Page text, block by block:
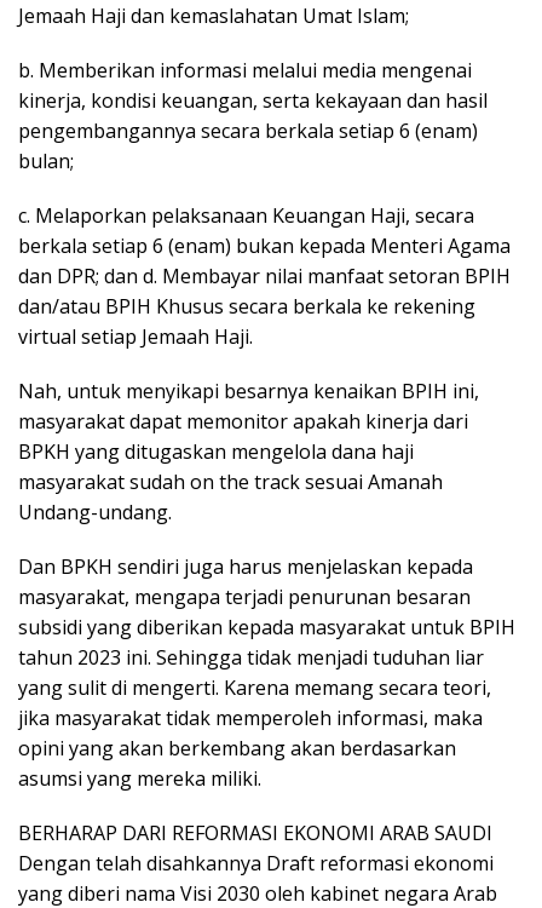
Jemaah Haji dan kemaslahatan Umat Islam;
b. Memberikan informasi melalui media mengenai
kinerja, kondisi keuangan, serta kekayaan dan hasil
pengembangannya secara berkala setiap 6 (enam)
bulan;
c. Melaporkan pelaksanaan Keuangan Haji, secara
berkala setiap 6 (enam) bukan kepada Menteri Agama
dan DPR; dan d. Membayar nilai manfaat setoran BPIH
dan/atau BPIH Khusus secara berkala ke rekening
virtual setiap Jemaah Haji.
Nah, untuk menyikapi besarnya kenaikan BPIH ini,
masyarakat dapat memonitor apakah kinerja dari
BPKH yang ditugaskan mengelola dana haji
masyarakat sudah on the track sesuai Amanah
Undang-undang.
Dan BPKH sendiri juga harus menjelaskan kepada
masyarakat, mengapa terjadi penurunan besaran
subsidi yang diberikan kepada masyarakat untuk BPIH
tahun 2023 ini. Sehingga tidak menjadi tuduhan liar
yang sulit di mengerti. Karena memang secara teori,
jika masyarakat tidak memperoleh informasi, maka
opini yang akan berkembang akan berdasarkan
asumsi yang mereka miliki.
BERHARAP DARI REFORMASI EKONOMI ARAB SAUDI
Dengan telah disahkannya Draft reformasi ekonomi
yang diberi nama Visi 2030 oleh kabinet negara Arab